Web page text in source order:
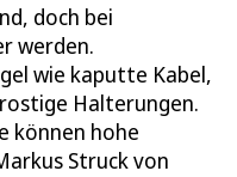
doch bei
werden.
wie kaputte Kabel,
Halterungen.
können hohe
Struck von